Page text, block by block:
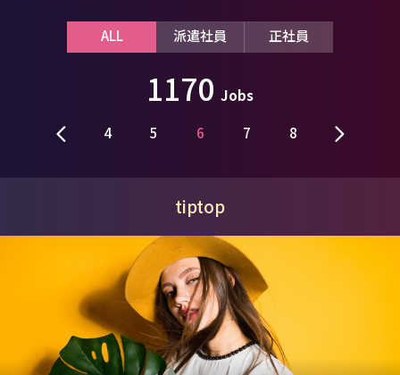
ALL 派遣社員 正社員
1170 Jobs
4 5 6 7 8
tiptop